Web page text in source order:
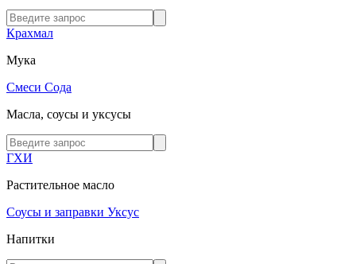
Крахмал
Мука
Смеси Сода
Масла, соусы и уксусы
ГХИ
Растительное масло
Соусы и заправки Уксус
Напитки